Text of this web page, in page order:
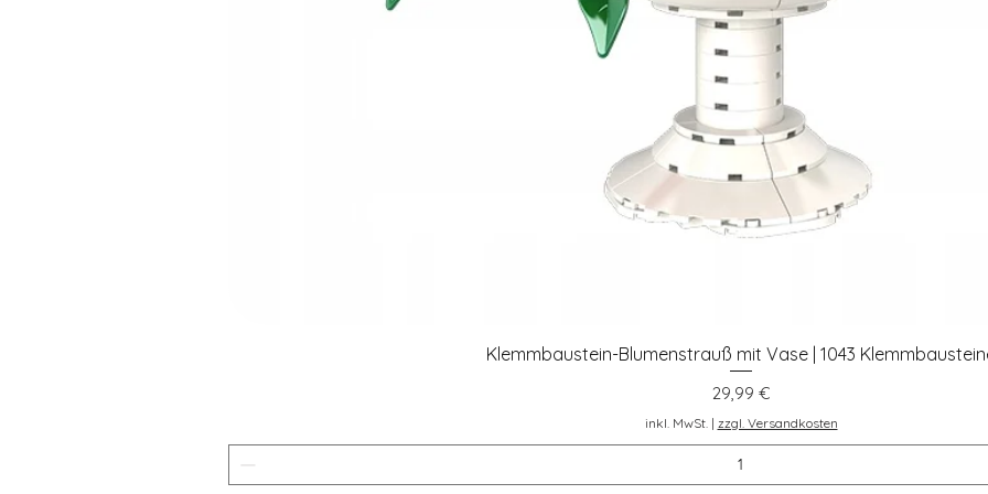
Schnellansicht
Klemmbaustein-Blumenstrauß mit Vase | 1043
Preis
29,99 €
inkl. MwSt.| zzgl. Versandkosten